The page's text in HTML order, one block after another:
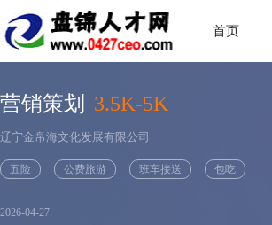
首页
营销策划 3.5K-5K
辽宁金帛海文化发展有限公司
五险 公费旅游 班车接送 包吃
2026-04-27